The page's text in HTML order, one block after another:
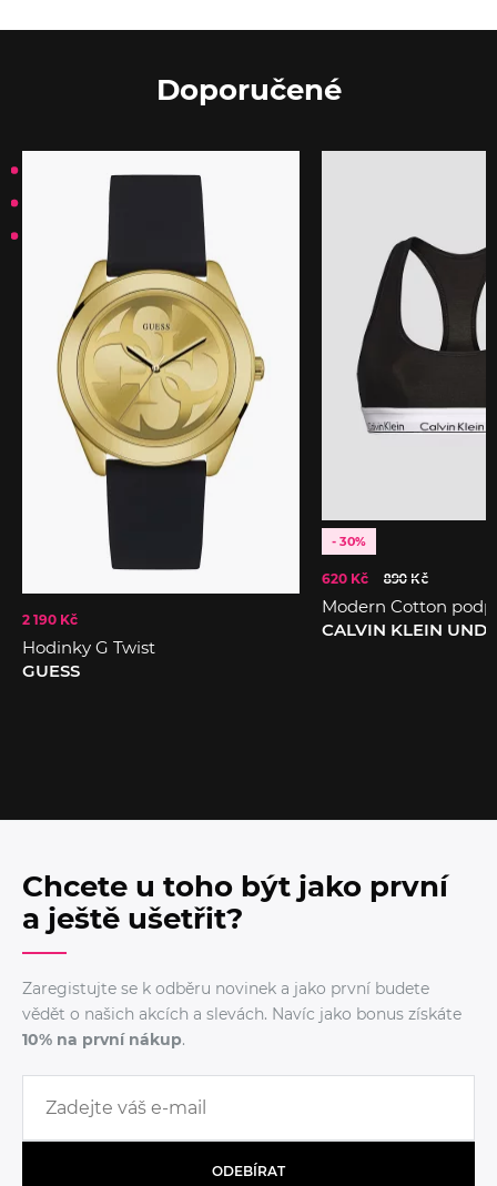
Doporučené
2 190 Kč
Hodinky G Twist
GUESS
- 30%
620 Kč 890 Kč
Modern Cotton
CALVIN KLEIN
Chcete u toho být jako první
a ještě ušetřit?
Zaregistujte se k odběru novinek a jako první budete
vědět o našich akcích a slevách. Navíc jako bonus získáte
10% na první nákup.
ODEBÍRAT